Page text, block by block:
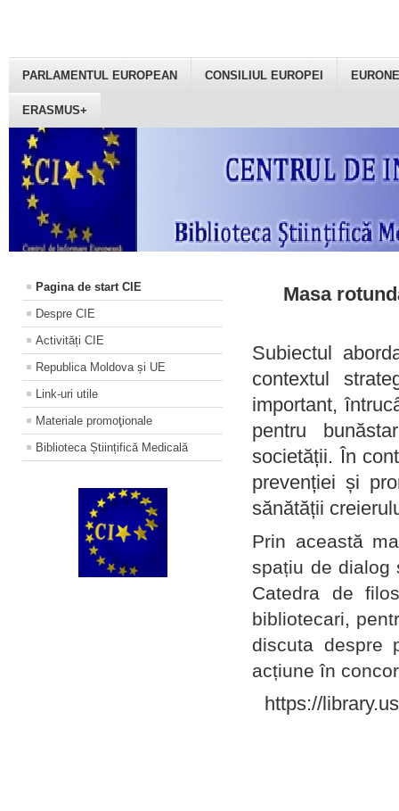
PARLAMENTUL EUROPEAN CONSILIUL EUROPEI
ERASMUS+
Pagina de start CIE
Despre CIE
Activități CIE
Republica Moldova și UE
Link-uri utile
Materiale promoţionale
Biblioteca Științifică Medicală
Masa
Subiectul
contextul
important,
pentru
societății. În
prevenției și
sănătății
Prin această
spațiu de dialog
Catedra de
bibliotecari,
discuta despre
acțiune în
https://